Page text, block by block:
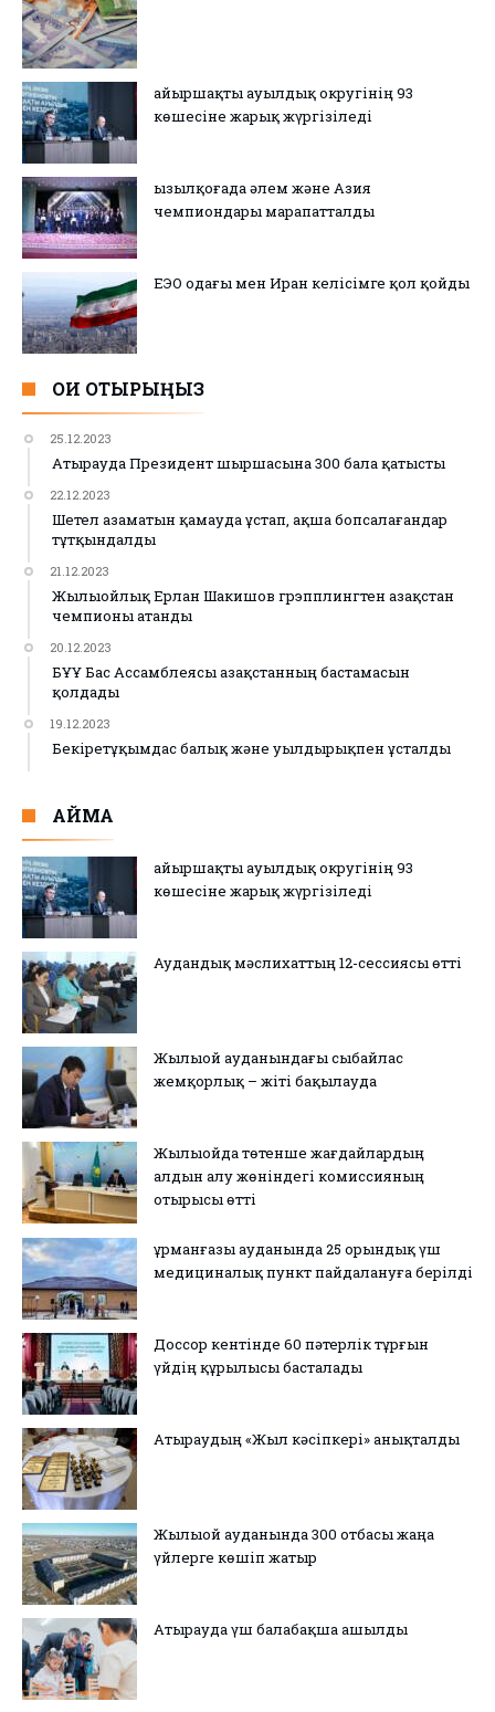
Қайыршақты ауылдық округінің 93
көшесіне жарық жүргізіледі
Қызылқоғада әлем және Азия
чемпиондары марапатталды
ЕЭО одағы мен Иран келісімге қол қойды
ОҚИ ОТЫРЫҢЫЗ
25.12.2023
Атырауда Президент шыршасына 300 бала қатысты
22.12.2023
Шетел азаматын қамауда ұстап, ақша бопсалағандар
тұтқындалды
21.12.2023
Жылыойлық Ерлан Шакишов грэпплингтен Қазақстан
чемпионы атанды
20.12.2023
БҰҰ Бас Ассамблеясы Қазақстанның бастамасын
қолдады
19.12.2023
Бекіретұқымдас балық және уылдырықпен ұсталды
АЙМАҚ
Қайыршақты ауылдық округінің 93
көшесіне жарық жүргізіледі
Аудандық мәслихаттың 12-сессиясы өтті
Жылыой ауданындағы сыбайлас
жемқорлық – жіті бақылауда
Жылыойда төтенше жағдайлардың
алдын алу жөніндегі комиссияның
отырысы өтті
Құрманғазы ауданында 25 орындық үш
медициналық пункт пайдалануға берілді
Доссор кентінде 60 пәтерлік тұрғын
үйдің құрылысы басталады
Атыраудың «Жыл кәсіпкері» анықталды
Жылыой ауданында 300 отбасы жаңа
үйлерге көшіп жатыр
Атырауда үш балабақша ашылды